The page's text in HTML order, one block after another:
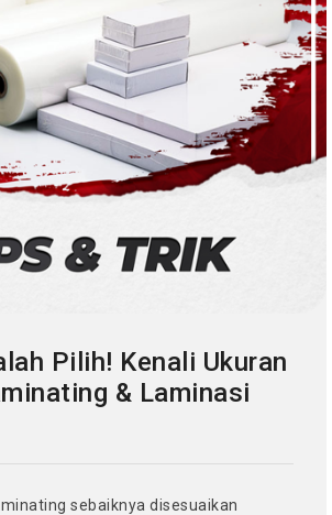
Pilih! Kenali Ukuran
& Laminasi
sebaiknya disesuaikan